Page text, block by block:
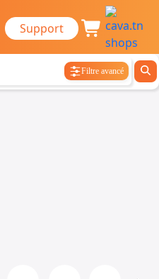
Support
Filtre avancé